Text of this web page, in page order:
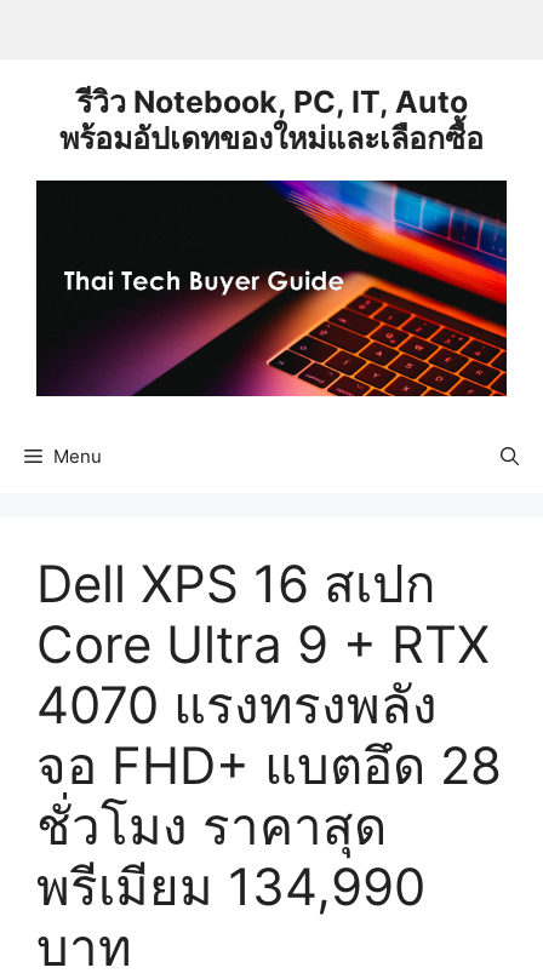
รีวิว Notebook, PC, IT, Auto
พร้อมอัปเดทของใหม่และเลือกซื้อ
Menu
Dell XPS 16 สเปก
Core Ultra 9 + RTX
4070 แรงทรงพลัง
จอ FHD+ แบตอึด 28
ชั่วโมง ราคาสุด
พรีเมียม 134,990
บาท